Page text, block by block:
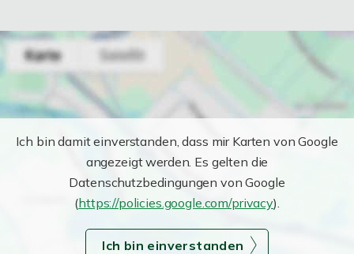
Ich bin damit einverstanden, dass mir Karten von Google
angezeigt werden. Es gelten die
Datenschutzbedingungen von Google
(https://policies.google.com/privacy).
Ich bin einverstanden